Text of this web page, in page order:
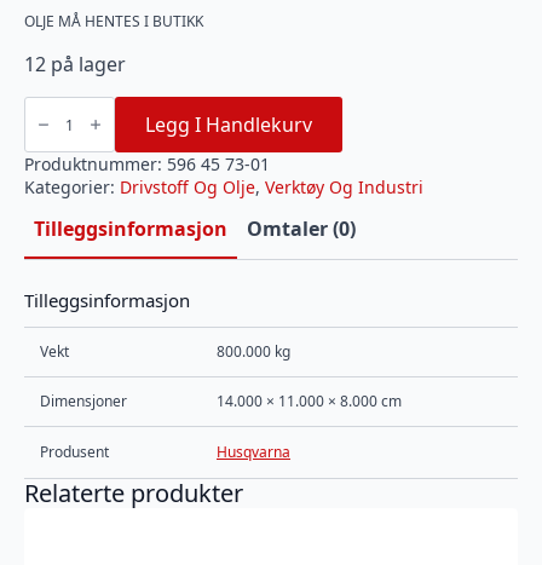
OLJE MÅ HENTES I BUTIKK
12 på lager
HUSQVARNA
GUARD
BIO
KJEDEOLJE
1
liter
Legg I Handlekurv
Produktnummer: 596 45 73-01
Kategorier: Drivstoff Og Olje, Verktøy Og Industri
Tilleggsinformasjon Omtaler (0)
Tilleggsinformasjon
Vekt 800.000 kg
Dimensjoner 14.000 × 11.000 × 8.000 cm
Produsent Husqvarna
Relaterte produkter